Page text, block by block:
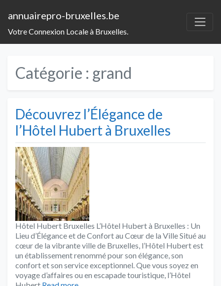
annuairepro-bruxelles.be
Votre Connexion Locale à Bruxelles.
Catégorie : grand
Découvrez l’Élégance de
l’Hôtel Hubert à Bruxelles
Hôtel Hubert Bruxelles L’Hôtel Hubert à Bruxelles : Un
Lieu d’Élégance et de Confort au Cœur de la Ville Situé au
cœur de la vibrante ville de Bruxelles, l’Hôtel Hubert est
un établissement renommé pour son élégance, son
confort et son service exceptionnel. Que vous soyez en
voyage d’affaires ou en escapade touristique, l’Hôtel